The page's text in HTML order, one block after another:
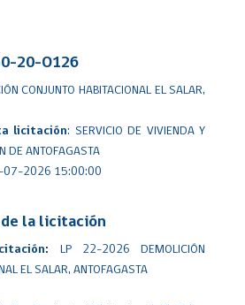
20-O126
CONJUNTO HABITACIONAL EL SALAR,
licitación: SERVICIO DE VIVIENDA Y
DE ANTOFAGASTA
07-2026 15:00:00
la licitación
LP 22-2026 DEMOLICIÓN
EL SALAR, ANTOFAGASTA